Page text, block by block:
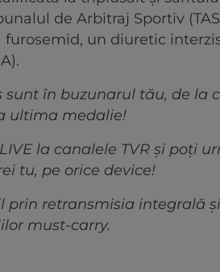
de Arbitraj Sportiv
un diuretic
sunt în buzunarul tău, de la
ultima medalie!
la canalele TVR și poți
tu, pe orice device!
prin retransmisia integrală
must-carry.